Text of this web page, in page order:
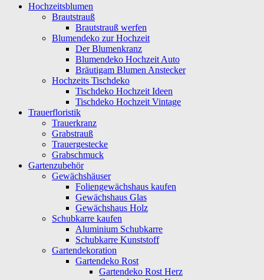
Hochzeitsblumen
Brautstrauß
Brautstrauß werfen
Blumendeko zur Hochzeit
Der Blumenkranz
Blumendeko Hochzeit Auto
Bräutigam Blumen Anstecker
Hochzeits Tischdeko
Tischdeko Hochzeit Ideen
Tischdeko Hochzeit Vintage
Trauerfloristik
Trauerkranz
Grabstrauß
Trauergestecke
Grabschmuck
Gartenzubehör
Gewächshäuser
Foliengewächshaus kaufen
Gewächshaus Glas
Gewächshaus Holz
Schubkarre kaufen
Aluminium Schubkarre
Schubkarre Kunststoff
Gartendekoration
Gartendeko Rost
Gartendeko Rost Herz